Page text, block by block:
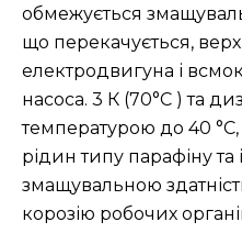
обмежується
що перекачується,
електродвигуна і
насоса. 3 К (70°C ) та
температурою до 40
рідин типу парафіну
змащувальною
корозію робочих